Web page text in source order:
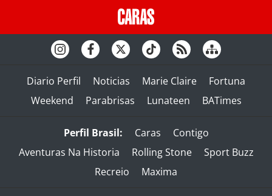
Diario Perfil Noticias Marie Claire
Fortuna
Weekend
Parabrisas Lunateen BATimes
Perfil Brasil: Caras
Contigo
Aventuras Na Historia
Rolling Stone
Sport Buzz
Recreio
Maxima